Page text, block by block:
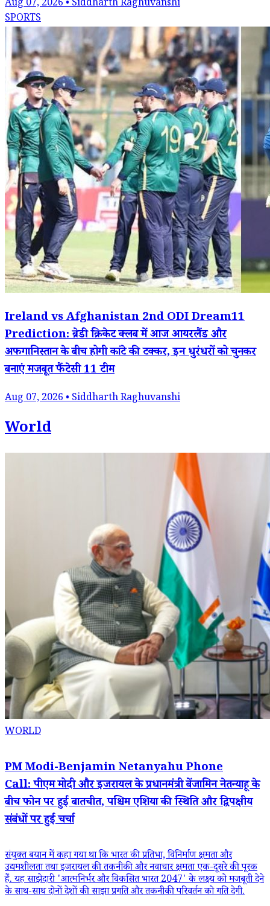
Aug 07, 2026 • Siddharth Raghuvanshi
SPORTS
Ireland vs Afghanistan 2nd ODI Dream11
Prediction: ब्रेडी क्रिकेट क्लब में आज आयरलैंड और
अफगानिस्तान के बीच होगी कांटे की टक्कर, इन धुरंधरों को चुनकर
बनाएं मजबूत फैंटेसी 11 टीम
Aug 07, 2026 • Siddharth Raghuvanshi
World
WORLD
PM Modi-Benjamin Netanyahu Phone
Call: पीएम मोदी और इजरायल के प्रधानमंत्री बेंजामिन नेतन्याहू के
बीच फोन पर हुई बातचीत, पश्चिम एशिया की स्थिति और द्विपक्षीय
संबंधों पर हुई चर्चा
संयुक्त बयान में कहा गया था कि भारत की प्रतिभा, विनिर्माण क्षमता और
उद्यमशीलता तथा इजरायल की तकनीकी और नवाचार क्षमता एक-दूसरे की पूरक
हैं. यह साझेदारी 'आत्मनिर्भर और विकसित भारत 2047' के लक्ष्य को मजबूती देने
के साथ-साथ दोनों देशों की साझा प्रगति और तकनीकी परिवर्तन को गति देगी.